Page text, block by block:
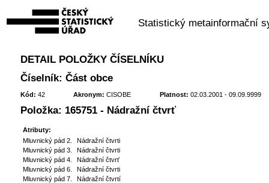
Statistický metainformační
DETAIL POLOŽKY ČÍSELNÍKU
Číselník: Část obce
Kód: 42 Akronym: CISOBE Platnost: 02.03.2001 - 09.09.9999
Položka: 165751 - Nádražní čtvrť
Atributy:
Mluvnický pád 2.
Nádražní čtvrti
Mluvnický pád 3.
Nádražní čtvrti
Mluvnický pád 4.
Nádražní čtvrť
Mluvnický pád 6.
Nádražní čtvrti
Mluvnický pád 7.
Nádražní čtvrtí